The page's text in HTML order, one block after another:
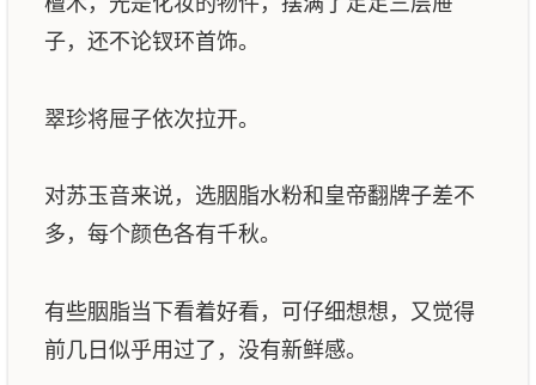
子，还不论钗环首饰。
翠珍将屉子依次拉开。
对苏玉音来说，选胭脂水粉和皇帝翻牌子差不
多，每个颜色各有千秋。
有些胭脂当下看着好看，可仔细想想，又觉得
前几日似乎用过了，没有新鲜感。